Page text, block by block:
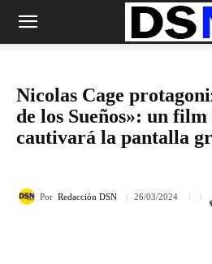
Nicolas Cage
de los Sueños»: un
cautivará la pantalla
Por Redacción DSN 26/03/2024